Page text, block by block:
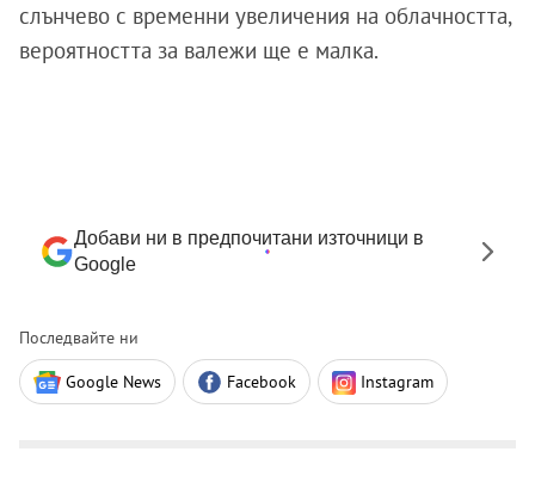
слънчево с временни увеличения на облачността,
вероятността за валежи ще е малка.
Добави ни в предпочитани източници в
Google
Последвайте ни
Google News Facebook Instagram